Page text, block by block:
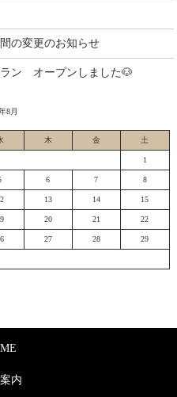
の変更のお知らせ
ン オープンしました🐶
8月
木 金 土
1
6 7 8
13 14 15
20 21 22
27 28 29
内